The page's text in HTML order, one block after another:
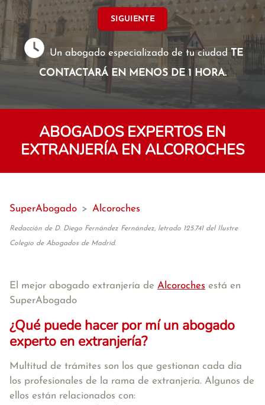
SIGUIENTE
Un abogado especializado de tu ciudadTE
CONTACTARÁ EN MENOS DE 1 HORA.
ABOGADOS EXPERTOS EN
EXTRANJERÍA EN ALCOROCHES
SuperAbogado > Alcoroches
Redacción de D. Diego Fernández Fernández, letrado 125.741 del Ilustre
Colegio de Abogados de Madrid.
El mejor abogado extranjería de Alcoroches está en
SuperAbogado
¿Qué puede hacer por mí un abogado
experto en extranjería?
Multitud de trámites son los que gestionan cada día
los profesionales de la rama de extranjería. Algunos de
ellos están relacionados con: